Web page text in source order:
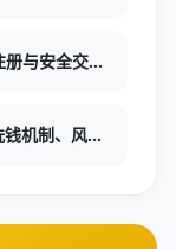
与安全交易
机制、风控